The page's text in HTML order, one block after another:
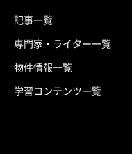
記事一覧
専門家・ライター一覧
物件情報一覧
学習コンテンツ一覧